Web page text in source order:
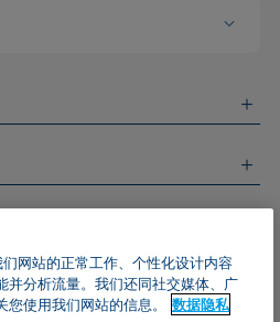
网站的正常工作、个性化设计内容
并分析流量。我们还同社交媒体、广
使用我们网站的信息。
数据隐私